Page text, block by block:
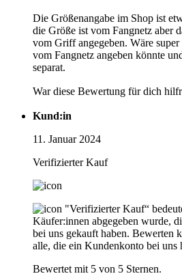
Die Größenangabe im Shop ist
die Größe ist vom Fangnetz aber
vom Griff angegeben. Wäre
vom Fangnetz angeben könnte
separat.
War diese Bewertung für dich
Kund:in
11. Januar 2024
Verifizierter Kauf
"Verifizierter Kauf“
Käufer:innen abgegeben wurde,
bei uns gekauft haben. Bewerten
alle, die ein Kundenkonto bei uns
Bewertet mit 5 von 5 Sternen.